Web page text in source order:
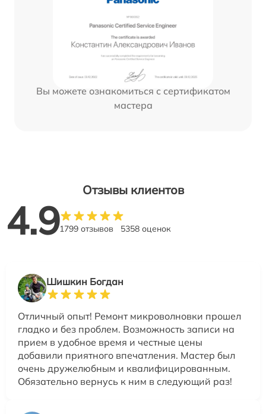
Вы можете ознакомиться с сертификатом
мастера
Отзывы клиентов
4.91799 отзывов 5358 оценок
Шишкин Богдан
Отличный опыт! Ремонт микроволновки прошел
гладко и без проблем. Возможность записи на
прием в удобное время и честные цены
добавили приятного впечатления. Мастер был
очень дружелюбным и квалифицированным.
Обязательно вернусь к ним в следующий раз!